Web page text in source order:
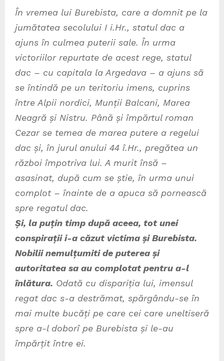
În vremea lui Burebista, care a domnit pe la
jumătatea secolului I i.Hr., statul dac a
ajuns în culmea puterii sale. În urma
victoriilor repurtate de acest rege, statul
dac – cu capitala la Argedava – a ajuns să
se întindă pe un teritoriu imens, cuprins
între Alpii nordici, Munții Balcani, Marea
Neagră și Nistru. Până și împărtul roman
Cezar se temea de marea putere a regelui
dac și, în jurul anului 44 î.Hr., pregătea un
război împotriva lui. A murit însă –
asasinat, după cum se știe, în urma unui
complot – înainte de a apuca să pornească
spre regatul dac.
Și, la puțin timp după aceea, tot unei
conspirații i-a căzut victima și Burebista.
Nobilii nemulțumiti de puterea și
autoritatea sa au complotat pentru a-l
înlătura. Odată cu dispariția lui, imensul
regat dac s-a destrămat, spărgându-se în
mai multe bucăți pe care cei care uneltiseră
spre a-l doborî pe Burebista și le-au
împărțit între ei.